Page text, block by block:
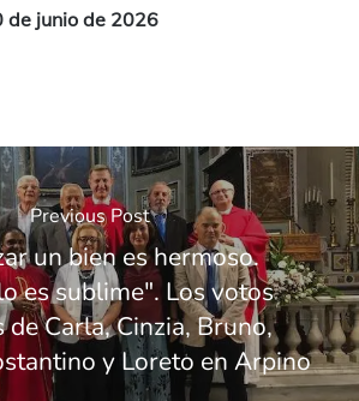
de junio de 2026
Previous Post
un bien es hermoso.
es sublime". Los votos
de Carla, Cinzia, Bruno,
y Loreto en Arpino